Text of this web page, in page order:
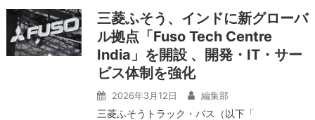
三菱ふそう、インドに新グローバ
ル拠点「Fuso Tech Centre
India」を開設 、開発・IT・サー
ビス体制を強化
2026年3月12日 編集部
三菱ふそうトラック・バス（以下「